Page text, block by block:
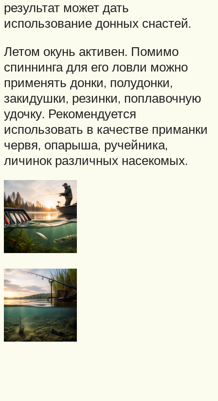
результат может дать
использование донных снастей.
Летом окунь активен. Помимо
спиннинга для его ловли можно
применять донки, полудонки,
закидушки, резинки, поплавочную
удочку. Рекомендуется
использовать в качестве приманки
червя, опарыша, ручейника,
личинок различных насекомых.